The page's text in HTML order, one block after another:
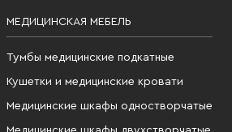
МЕДИЦИНСКАЯ МЕБЕЛЬ
Тумбы медицинские подкатные
Кушетки и медицинские кровати
Медицинские шкафы одностворчатые